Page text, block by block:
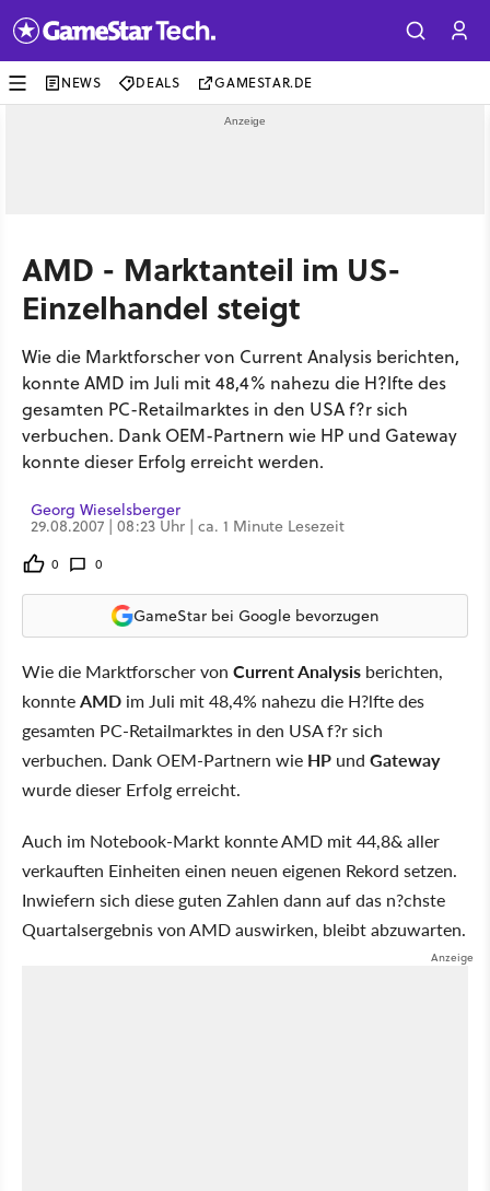
NEWS DEALS GAMESTAR.DE
AMD - Marktanteil im US-
Einzelhandel steigt
Wie die Marktforscher von Current Analysis berichten,
konnte AMD im Juli mit 48,4% nahezu die H?lfte des
gesamten PC-Retailmarktes in den USA f?r sich
verbuchen. Dank OEM-Partnern wie HP und Gateway
konnte dieser Erfolg erreicht werden.
Georg Wieselsberger
29.08.2007 | 08:23 Uhr | ca. 1 Minute Lesezeit
0 0
GameStar bei Google bevorzugen
Wie die Marktforscher von Current Analysis berichten,
konnteAMD im Juli mit 48,4% nahezu die H?lfte des
gesamten PC-Retailmarktes in den USA f?r sich
verbuchen. Dank OEM-Partnern wie HP und Gateway
wurde dieser Erfolg erreicht.
Auch im Notebook-Markt konnte AMD mit 44,8& aller
verkauften Einheiten einen neuen eigenen Rekord setzen.
Inwiefern sich diese guten Zahlen dann auf das n?chste
Quartalsergebnis von AMD auswirken, bleibt abzuwarten.